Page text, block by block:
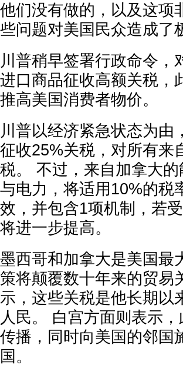
他们没有做的，以及这项
些问题对美国民众造成了
川普稍早签署行政命令，
进口商品征收高额关税，
推高美国消费者物价。
川普以经济紧急状态为由
征收25%关税，对所有来
税。 不过，来自加拿大
与电力，将适用10%的税
效，并包含1项机制，若
将进一步提高。
墨西哥和加拿大是美国最
策将颠覆数十年来的贸易
示，这些关税是他长期以
人民。 白宫方面则表示
传播，同时向美国的邻国
国。